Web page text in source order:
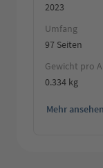
2023
Umfang
97 Seiten
Gewicht pro
0.334 kg
Mehr ansehen